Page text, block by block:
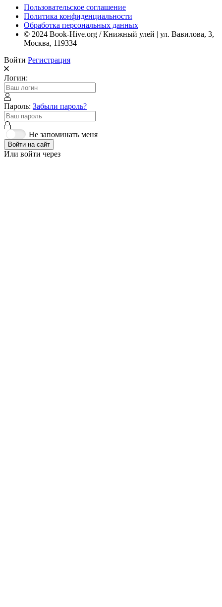
Пользовательское соглашение
Политика конфиденциальности
Обработка персональных данных
© 2024 Book-Hive.org / Книжный улей | ул. Вавилова, 3,
Москва, 119334
Войти Регистрация
Логин:
Пароль: Забыли пароль?
Не запоминать меня
Войти на сайт
Или войти через